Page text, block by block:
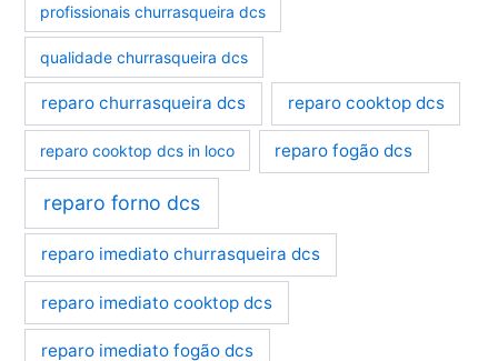
profissionais churrasqueira dcs
qualidade churrasqueira dcs
reparo churrasqueira dcs reparo cooktop dcs
reparo cooktop dcs in loco reparo fogão dcs
reparo forno dcs
reparo imediato churrasqueira dcs
reparo imediato cooktop dcs
reparo imediato fogão dcs